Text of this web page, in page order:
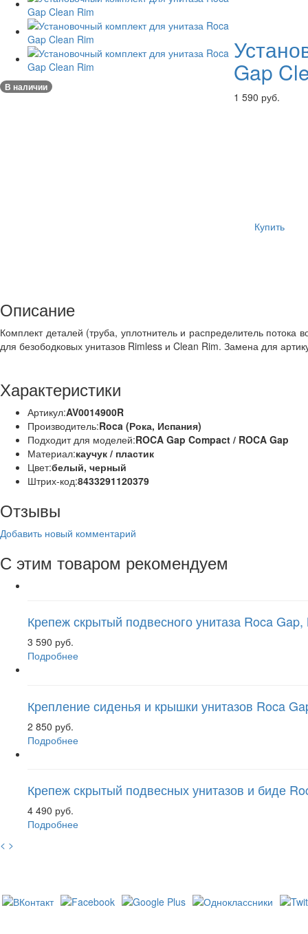
В наличии Gap
1 590 руб.
Купить
Описание
Комплект деталей (труба, уплотнитель и распределитель
для безободковых унитазов Rimless и Clean Rim. Замена для
Характеристики
Артикул:AV0014900R
Производитель:Roca (Рока, Испания)
Подходит для моделей:ROCA Gap Compact / ROCA Gap
Материал:каучук / пластик
Цвет:белый, черный
Штрих-код:8433291120379
Отзывы
Добавить новый комментарий
С этим товаром рекомендуем
Крепеж скрытый подвесного унитаза Roca
3 590 руб.
Подробнее
Крепление сиденья и крышки унитазов Roca
2 850 руб.
Подробнее
Крепеж скрытый подвесных унитазов и биде
4 490 руб.
Подробнее
< >